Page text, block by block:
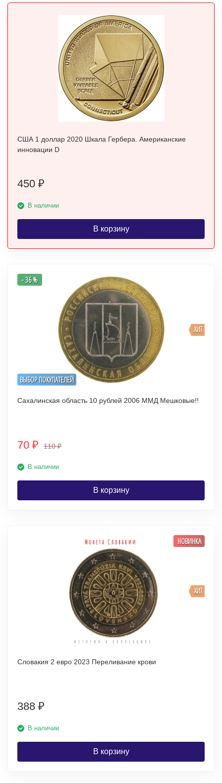
США 1 доллар 2020 Шкала Гербера. Американские
инновации D
450 ₽
В наличии
В корзину
ВЫБОР ПОКУПАТЕЛЕЙ
ХИТ
- 36 %
Сахалинская область 10 рублей 2006 ММД Мешковые!!
70 ₽ 110₽
В наличии
В корзину
ХИТ
НОВИНКА
Словакия 2 евро 2023 Переливание крови
388 ₽
В наличии
В корзину